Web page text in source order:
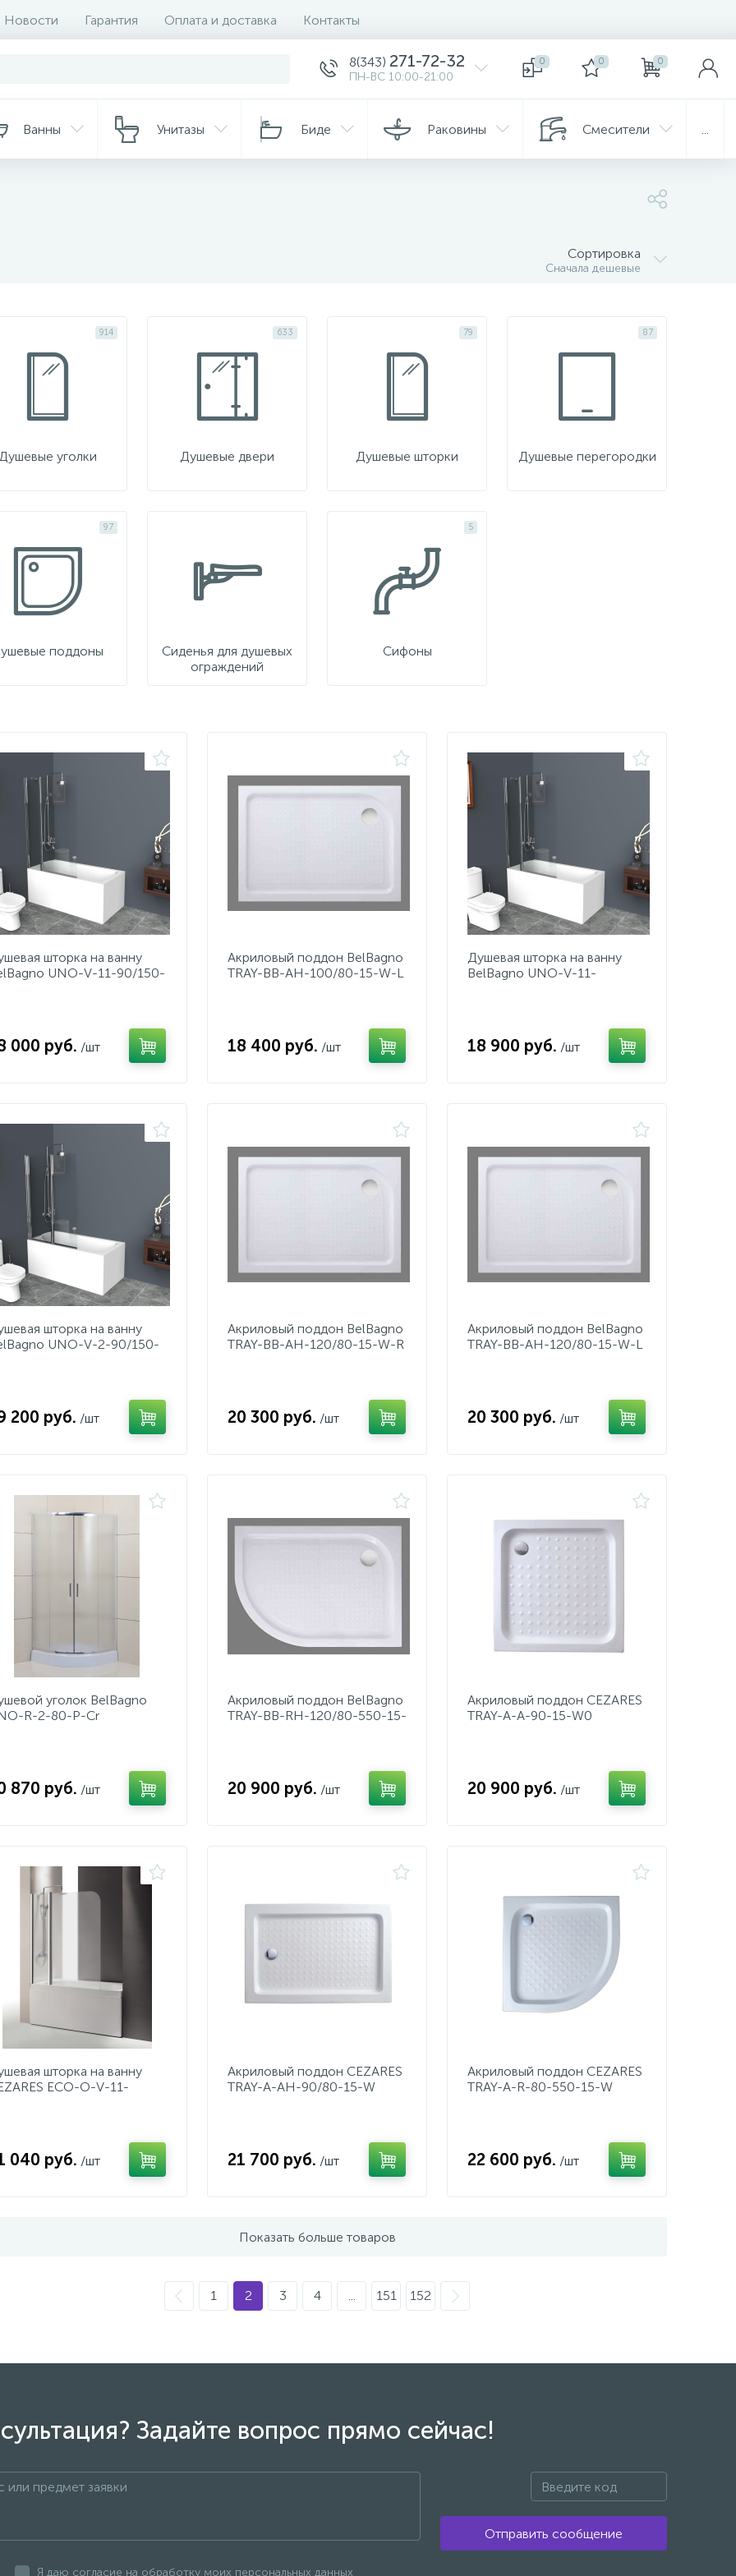
Новости Гарантия Оплата и доставка Контакты
8(343) 271-72-32
ПН-ВС 10:00-21:00
0 0 0
Ванны Унитазы Биде Раковины Смесители
Сортировка
Сначала дешевые
914
уголки
633
Душевые двери
79
Душевые шторки
87
Душевые перегородки
97
поддоны
Сиденья для душевых
ограждений
5
Сифоны
шторка на ванну
UNO-V-11-90/150-
000 руб. /шт
Акриловый поддон BelBagno
TRAY-BB-AH-100/80-15-W-L
18 400 руб. /шт
Душевая шторка на ванну
BelBagno UNO-V-11-
18 900 руб. /шт
шторка на ванну
UNO-V-2-90/150-
200 руб. /шт
Акриловый поддон BelBagno
TRAY-BB-AH-120/80-15-W-R
20 300 руб. /шт
Акриловый поддон BelBagno
TRAY-BB-AH-120/80-15-W-L
20 300 руб. /шт
уголок BelBagno
R-2-80-P-Cr
870 руб. /шт
Акриловый поддон BelBagno
TRAY-BB-RH-120/80-550-15-
20 900 руб. /шт
Акриловый поддон CEZARES
TRAY-A-A-90-15-W0
20 900 руб. /шт
шторка на ванну
ECO-O-V-11-
040 руб. /шт
Акриловый поддон CEZARES
TRAY-A-AH-90/80-15-W
21 700 руб. /шт
Акриловый поддон CEZARES
TRAY-A-R-80-550-15-W
22 600 руб. /шт
Показать больше товаров
1 2 3 4 ... 151 152
Задайте вопрос прямо сейчас!
Отправить сообщение
Я даю согласие на обработку моих персональных данных